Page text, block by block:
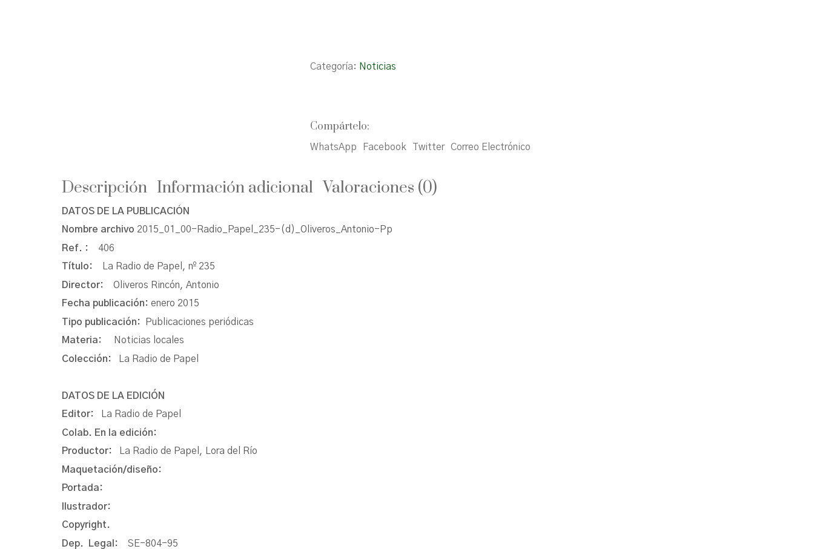
Categoría: Noticias
Compártelo:
WhatsApp Facebook Twitter Correo Electrónico
Descripción Información adicional Valoraciones (0)
DATOS DE LA PUBLICACIÓN
Nombre archivo 2015_01_00-Radio_Papel_235-(d)_Oliveros_Antonio-Pp
Ref. : 406
Título:
La Radio de Papel, nº 235
Director: Oliveros Rincón, Antonio
Fecha publicación: enero 2015
Tipo publicación:
Publicaciones periódicas
Materia:
Noticias locales
Colección:
La Radio de Papel
DATOS DE LA EDICIÓN
Editor:
La Radio de Papel
Colab. En la edición:
Productor:
La Radio de Papel, Lora del Río
Maquetación/diseño:
Portada:
Ilustrador:
Copyright.
Dep. Legal: SE-804-95